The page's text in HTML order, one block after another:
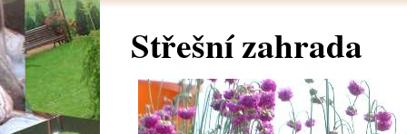
Střešní zahrada